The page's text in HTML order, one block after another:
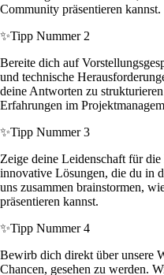
Community präsentieren kannst.
✨Tipp Nummer 2
Bereite dich auf
und technische
deine Antworten zu
Erfahrungen im
✨Tipp Nummer 3
Zeige deine Leidenschaft für
innovative Lösungen, die du in
uns zusammen brainstormen,
präsentieren kannst.
✨Tipp Nummer 4
Bewirb dich direkt über unsere
Chancen, gesehen zu werden.